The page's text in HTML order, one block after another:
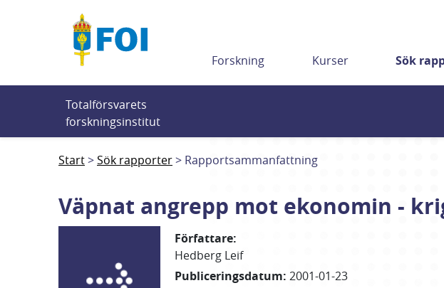
Forskning Kurser Sök
Totalförsvarets
forskningsinstitut
Start Sök rapporter Rapportsammanfattning
Väpnat angrepp mot ekonomin -
Författare:
Hedberg Leif
Publiceringsdatum: 2001-01-23